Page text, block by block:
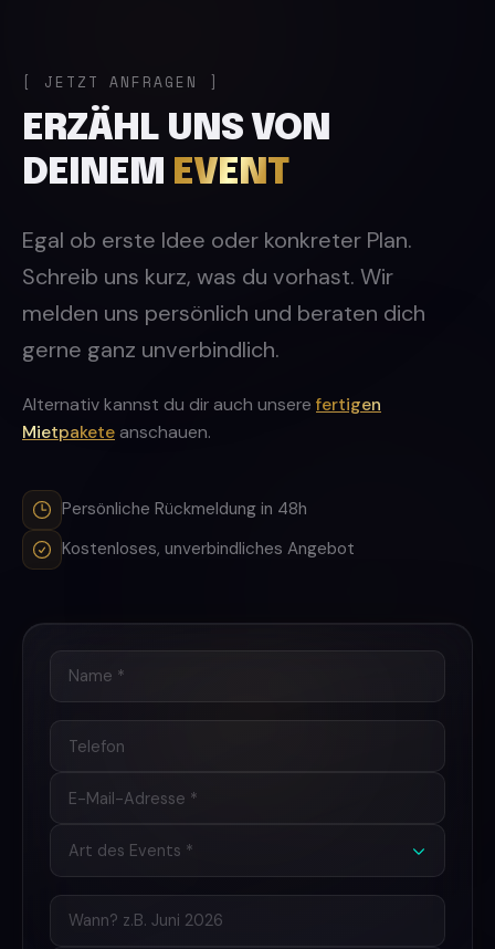
JETZT ANFRAGEN
ERZÄHL UNS VON
DEINEM
EVENT
Egal ob erste Idee oder konkreter Plan.
Schreib uns kurz, was du vorhast. Wir
melden uns persönlich und beraten dich
gerne ganz unverbindlich.
Alternativ kannst du dir auch unsere fertigen
Mietpaketeanschauen.
Persönliche Rückmeldung in 48h
Kostenloses, unverbindliches Angebot